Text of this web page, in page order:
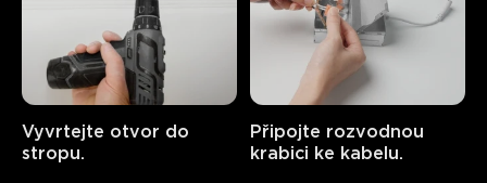
Vyvrtejte otvor do
stropu.
Připojte rozvodnou
krabici ke kabelu.